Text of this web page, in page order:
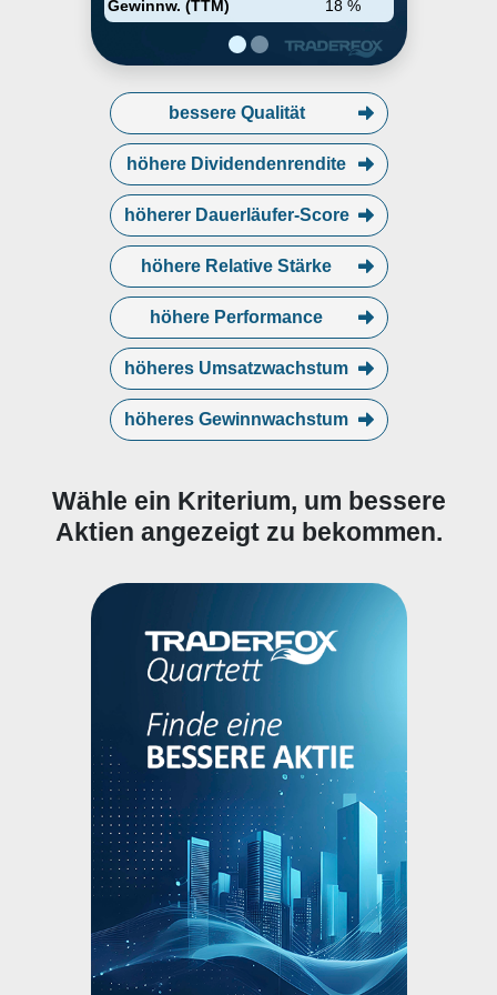
Gewinnw. (TTM)
18 %
bessere Qualität
höhere Dividendenrendite
höherer Dauerläufer-Score
höhere Relative Stärke
höhere Performance
höheres Umsatzwachstum
höheres Gewinnwachstum
Wähle ein Kriterium, um bessere
Aktien angezeigt zu bekommen.